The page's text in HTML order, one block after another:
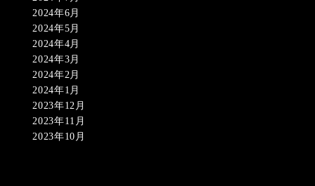
2024年6月
2024年5月
2024年4月
2024年3月
2024年2月
2024年1月
2023年12月
2023年11月
2023年10月